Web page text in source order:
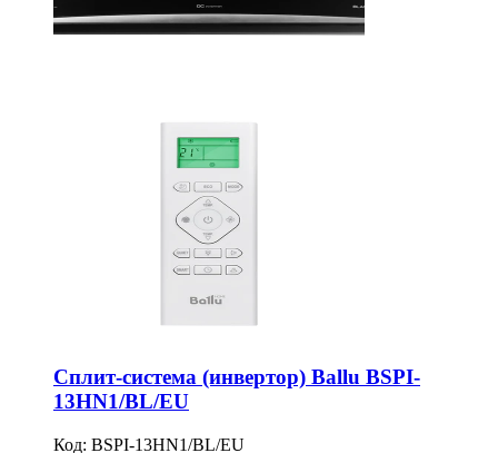
Сплит-система (инвертор) Ballu BSPI-
13HN1/BL/EU
Код: BSPI-13HN1/BL/EU